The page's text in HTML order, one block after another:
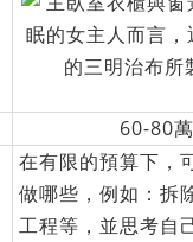
60-80萬
在有限的預算下，
做哪些，例如：拆
工程等，並思考自